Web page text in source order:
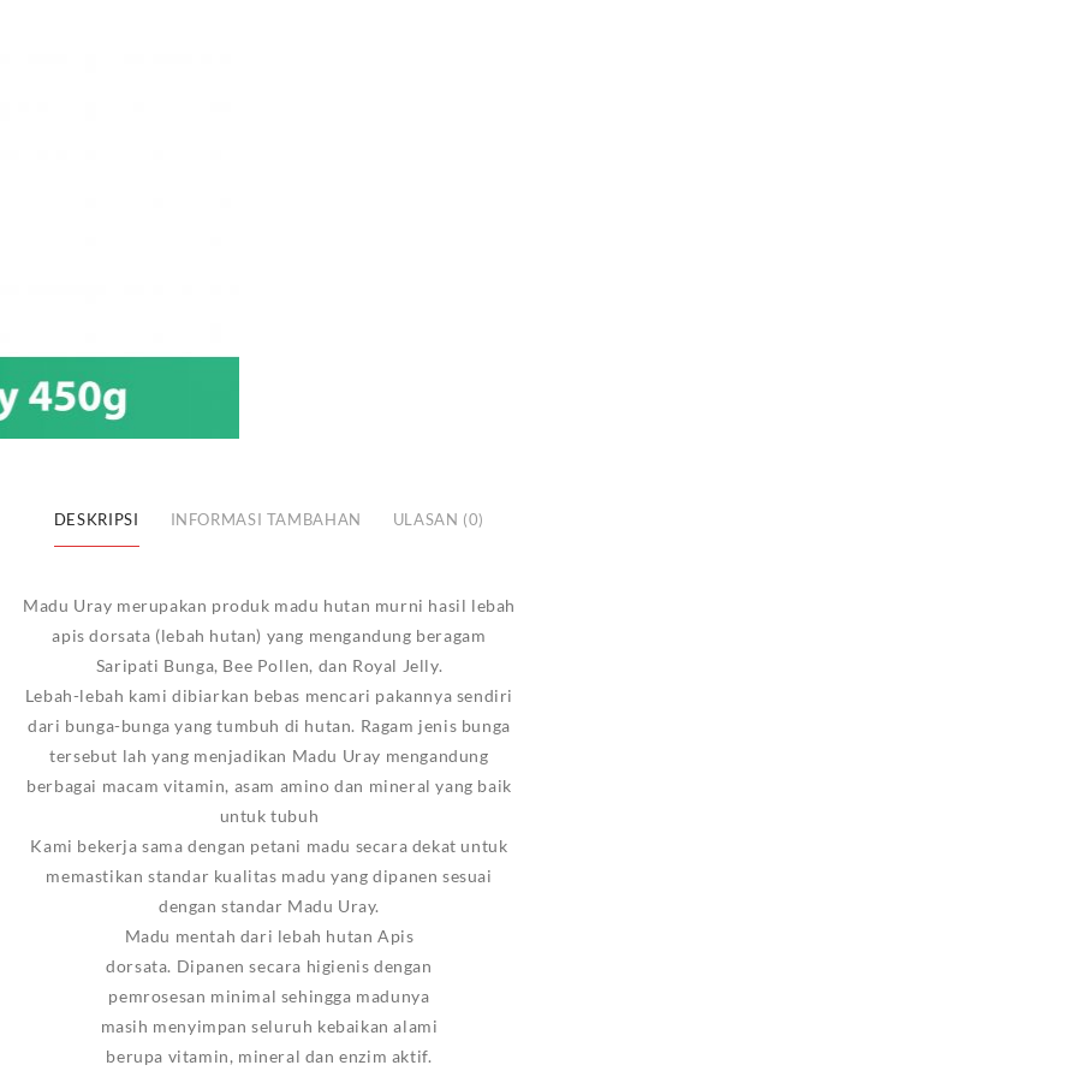
DESKRIPSI INFORMASI TAMBAHAN ULASAN (0)
Madu Uray merupakan produk madu hutan murni hasil lebah
apis dorsata (lebah hutan) yang mengandung beragam
Saripati Bunga, Bee Pollen, dan Royal Jelly.
Lebah-lebah kami dibiarkan bebas mencari pakannya sendiri
dari bunga-bunga yang tumbuh di hutan. Ragam jenis bunga
tersebut lah yang menjadikan Madu Uray mengandung
berbagai macam vitamin, asam amino dan mineral yang baik
untuk tubuh
Kami bekerja sama dengan petani madu secara dekat untuk
memastikan standar kualitas madu yang dipanen sesuai
dengan standar Madu Uray.
Madu mentah dari lebah hutan Apis
dorsata. Dipanen secara higienis dengan
pemrosesan minimal sehingga madunya
masih menyimpan seluruh kebaikan alami
berupa vitamin, mineral dan enzim aktif.